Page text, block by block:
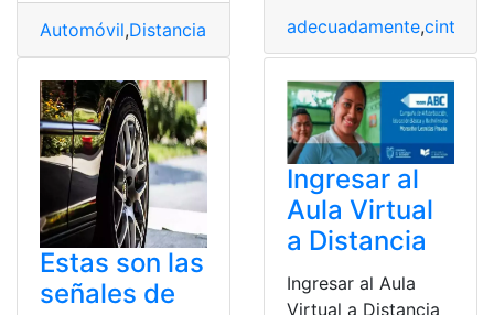
Automóvil,Distancia Kilometraje,neumáticos,Seguridad
adecuadamente,cinturón
Estas son las
señales de
Ingresar al
Aula Virtual
a Distancia
Ingresar al Aula
Virtual a Distancia